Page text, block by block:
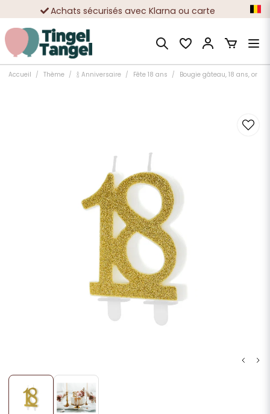
Achats sécurisés avec Klarna ou carte
Des dizaines de milliers de clients satisfaits
Accueil Thème 🍾 Anniversaire Fête 18 ans Bougie gâteau, 18 ans, or